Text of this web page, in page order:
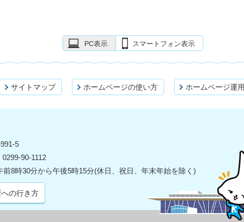
PC表示 スマートフォン表示
サイトマップ ホームページの使い方 ホームページ運
5
90-1112
8時30分から午後5時15分(休日、祝日、年末年始を除く)
の行き方